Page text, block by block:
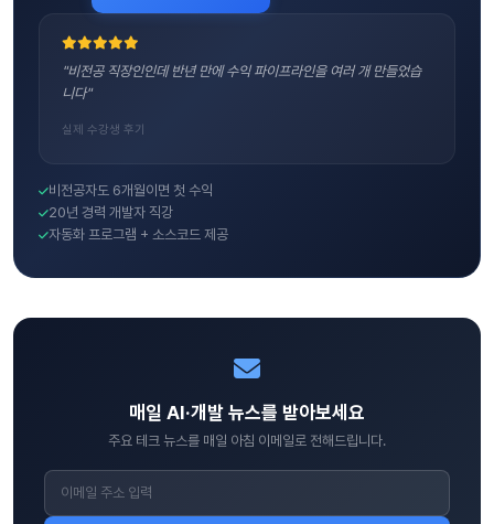
"비전공 직장인인데 반년 만에 수익 파이프라인을 여러 개 만들었습
니다"
실제 수강생 후기
비전공자도 6개월이면 첫 수익
20년 경력 개발자 직강
자동화 프로그램 + 소스코드 제공
매일 AI·개발 뉴스를 받아보세요
주요 테크 뉴스를 매일 아침 이메일로 전해드립니다.